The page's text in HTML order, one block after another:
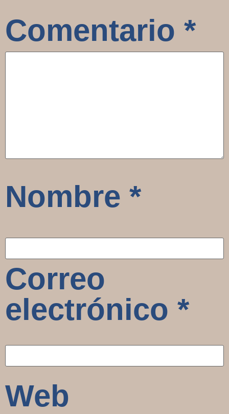
Comentario *
Nombre *
Correo
electrónico *
Web